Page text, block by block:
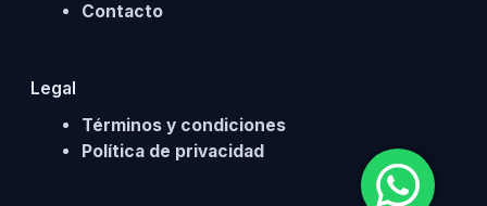
Contacto
Legal
Términos y condiciones
Política de privacidad